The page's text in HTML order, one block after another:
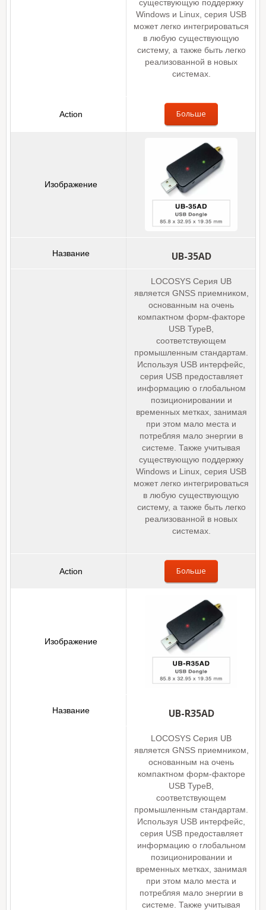
существующую поддержку
Windows и Linux, серия USB
может легко интегрироваться
в любую существующую
систему, а также быть легко
реализованной в новых
системах.
Больше
UB-35AD
LOCOSYS Серия UB
является GNSS приемником,
основанным на очень
компактном форм-факторе
USB TypeB,
соответствующем
промышленным стандартам.
Используя USB интерфейс,
серия USB предоставляет
информацию о глобальном
позиционировании и
временных метках, занимая
при этом мало места и
потребляя мало энергии в
системе. Также учитывая
существующую поддержку
Windows и Linux, серия USB
может легко интегрироваться
в любую существующую
систему, а также быть легко
реализованной в новых
системах.
Больше
UB-R35AD
LOCOSYS Серия UB
является GNSS приемником,
основанным на очень
компактном форм-факторе
USB TypeB,
соответствующем
промышленным стандартам.
Используя USB интерфейс,
серия USB предоставляет
информацию о глобальном
позиционировании и
временных метках, занимая
при этом мало места и
потребляя мало энергии в
системе. Также учитывая